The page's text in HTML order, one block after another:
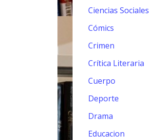
Ciencias Sociales
Cómics
Crimen
Crítica Literaria
Cuerpo
Deporte
Drama
Educacion